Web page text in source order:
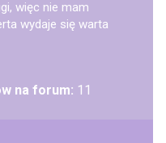
więc nie mam
wydaje się warta
na forum: 11